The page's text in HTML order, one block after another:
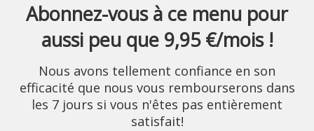
Abonnez-vous à ce menu pour
aussi peu que 9,95 €/mois !
Nous avons tellement confiance en son
efficacité que nous vous rembourserons dans
les 7 jours si vous n'êtes pas entièrement
satisfait!